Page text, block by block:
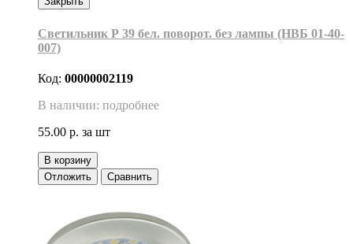
Светильник Р 39 бел. поворот. без лампы (НВБ 01-40-
007)
Код: 00000002119
В наличии: подробнее
55.00 р. за шт
В корзину
Отложить
Сравнить